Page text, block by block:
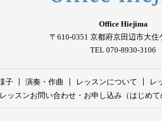
Office Hiejima
〒610-0351 京都府京田辺市大住
TEL 070-8930-3106
子 演奏・作曲 レッスンについて レ
ッスンお問い合わせ・お申し込み（はじめて